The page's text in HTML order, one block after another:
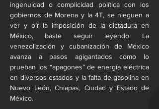
ingenuidad o complicidad política con los
gobiernos de Morena y la 4T, se nieguen a
ver y oír la imposición de la dictadura en
México, baste seguir leyendo. La
venezolización y cubanización de México
avanza a pasos agigantados como lo
prueban los “apagones” de energía eléctrica
en diversos estados y la falta de gasolina en
Nuevo León, Chiapas, Ciudad y Estado de
México.